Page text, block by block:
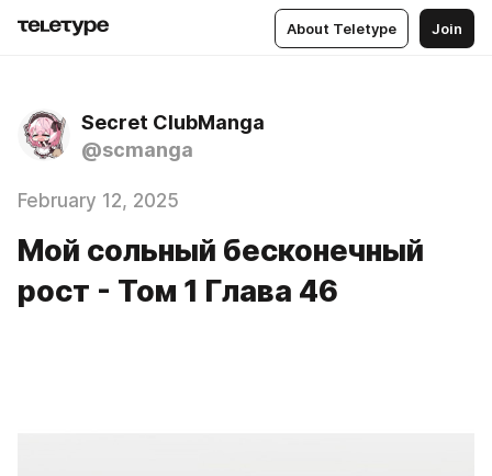
About Teletype Join
Secret ClubManga
@scmanga
February 12, 2025
Мой сольный бесконечный
рост - Том 1 Глава 46